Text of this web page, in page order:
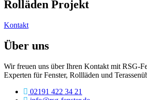
Rolläden Projekt
Kontakt
Über uns
Wir freuen uns über Ihren Kontakt mit RSG-
Experten für Fenster, Rollläden und
02191 422 34 21